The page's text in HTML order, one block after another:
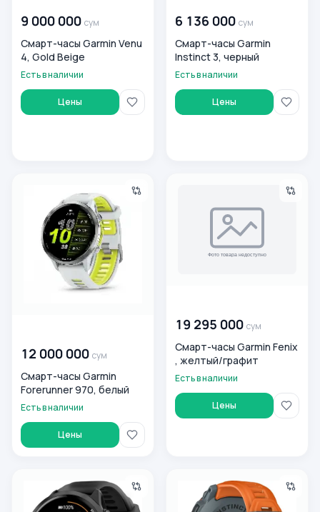
9 000 000 сум
Смарт-часы Garmin Venu
4, Gold Beige
Есть в наличии
Цены
6 136 000 сум
Смарт-часы Garmin
Instinct 3, черный
Есть в наличии
Цены
12 000 000 сум
Смарт-часы Garmin
Forerunner 970, белый
Есть в наличии
Цены
19 295 000 сум
Смарт-часы Garmin Fenix
, желтый/графит
Есть в наличии
Цены
Смарт-часы Garmin Forerunner , Slate GreyСмарт-часы Garmin Instinct